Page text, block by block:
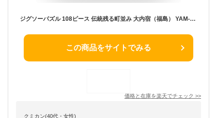
ジグソーパズル 108ピース 伝統残る町並み 大内宿（福島） YAM-01-2085 やのまん パズル Puzzle ギフト 誕生日 プレゼント
この商品をサイトでみる
価格と在庫を楽天でチェック >>
クミカン(40代・女性)